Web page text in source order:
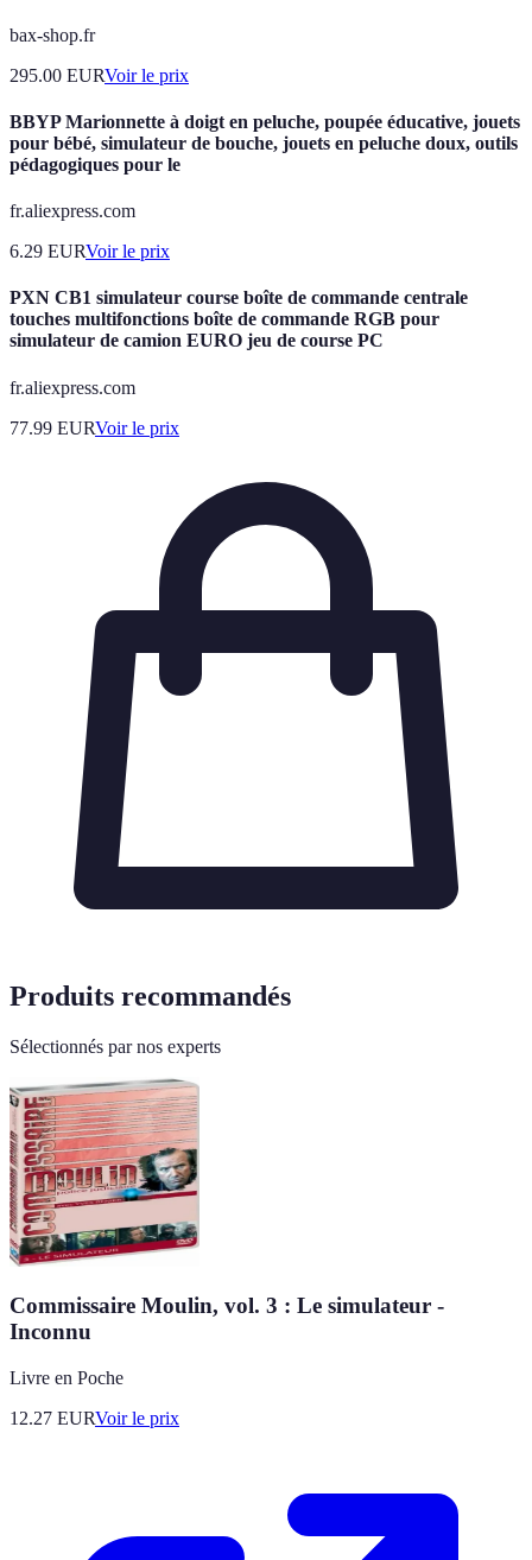
bax-shop.fr
295.00 EURVoir le prix
BBYP Marionnette à doigt en peluche, poupée éducative, jouets
pour bébé, simulateur de bouche, jouets en peluche doux, outils
pédagogiques pour le
fr.aliexpress.com
6.29 EURVoir le prix
PXN CB1 simulateur course boîte de commande centrale
touches multifonctions boîte de commande RGB pour
simulateur de camion EURO jeu de course PC
fr.aliexpress.com
77.99 EURVoir le prix
Produits recommandés
Sélectionnés par nos experts
Commissaire Moulin, vol. 3 : Le simulateur -
Inconnu
Livre en Poche
12.27 EURVoir le prix